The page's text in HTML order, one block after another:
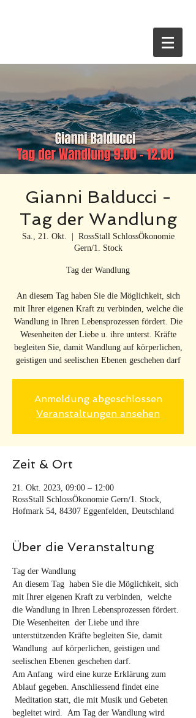
Gianni Balducci -
Tag der Wandlung
Sa., 21. Okt.
RossStall SchlossÖkonomie
Gern/1. Stock
Tag der Wandlung
An diesem Tag haben Sie die Möglichkeit, sich
mit Ihrer eigenen Kraft zu verbinden, welche die
Wandlung in Ihren Lebensprozessen fördert. Die
Wesenheiten der Liebe u. ihre unterst. Kräfte
begleiten Sie, damit Wandlung auf körperlichen,
geistigen und seelischen Ebenen geschehen darf
Anmeldung abgeschlossen
Veranstaltungen ansehen
Zeit & Ort
21. Okt. 2023, 09:00 – 12:00
RossStall SchlossÖkonomie Gern/1. Stock,
Hofmark 54, 84307 Eggenfelden, Deutschland
Über die Veranstaltung
Tag der Wandlung
An diesem Tag  haben Sie die Möglichkeit, sich
mit Ihrer eigenen Kraft zu verbinden,  welche
die Wandlung in Ihren Lebensprozessen fördert.
Die Wesenheiten  der Liebe und ihre
unterstützenden Kräfte begleiten Sie, damit
Wandlung  auf körperlichen, geistigen und
seelischen Ebenen geschehen darf.
Am Anfang  wird eine kurze Erklärung zum
Ablauf gegeben. Anschliessend findet eine
Meditation statt, die mit Musik und Gebeten
begleitet wird.  Am Tag der Wandlung wird